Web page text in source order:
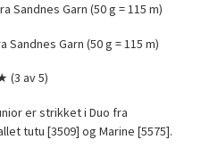
Sandnes Garn (50 g = 115 m)
Garn (50 g = 115 m)
(3 av 5)
er strikket i Duo fra
tutu [3509] og Marine [5575].